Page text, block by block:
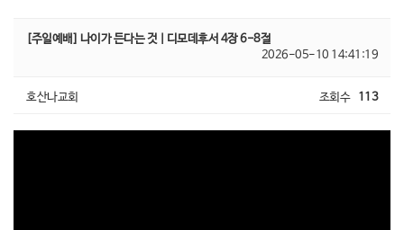
[주일예배] 나이가 든다는 것 | 디모데후서 4장 6-8절
2026-05-10 14:41:19
호산나교회 조회수 113